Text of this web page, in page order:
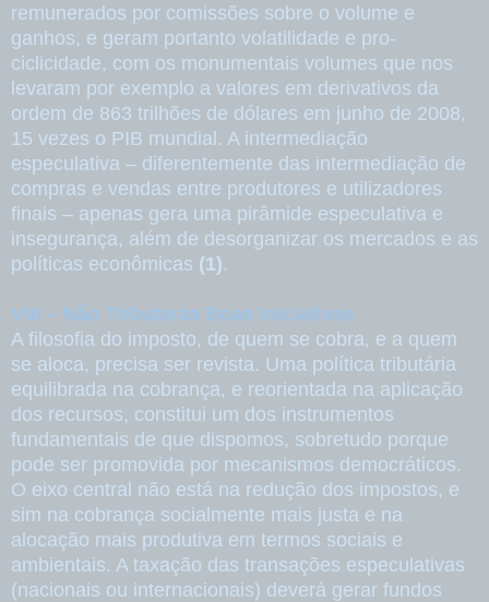
remunerados por comissões sobre o volume e
ganhos, e geram portanto volatilidade e pro-
ciclicidade, com os monumentais volumes que nos
levaram por exemplo a valores em derivativos da
ordem de 863 trilhões de dólares em junho de 2008,
15 vezes o PIB mundial. A intermediação
especulativa – diferentemente das intermediação de
compras e vendas entre produtores e utilizadores
finais – apenas gera uma pirâmide especulativa e
insegurança, além de desorganizar os mercados e as
políticas econômicas (1).
VIII – Não Tributarás Boas Iniciativas
A filosofia do imposto, de quem se cobra, e a quem
se aloca, precisa ser revista. Uma política tributária
equilibrada na cobrança, e reorientada na aplicação
dos recursos, constitui um dos instrumentos
fundamentais de que dispomos, sobretudo porque
pode ser promovida por mecanismos democráticos.
O eixo central não está na redução dos impostos, e
sim na cobrança socialmente mais justa e na
alocação mais produtiva em termos sociais e
ambientais. A taxação das transações especulativas
(nacionais ou internacionais) deverá gerar fundos